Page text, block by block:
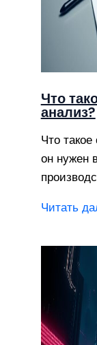
Что
анализ?
Что
он нужен
Читать